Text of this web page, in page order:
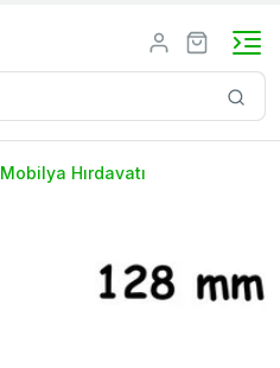
Mobilya Hırdavatı